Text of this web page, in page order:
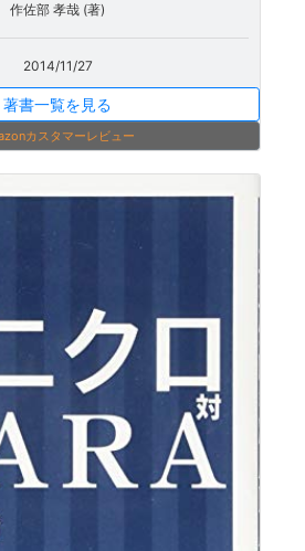
作佐部 孝哉 (著)
2014/11/27
著書一覧を見る
カスタマーレビュー